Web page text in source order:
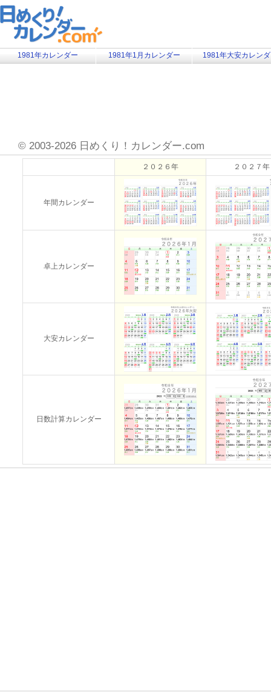
1981年カレンダー 1981年1月カレンダー 1981年大安カレン
© 2003-2026 日めくり！カレンダー.com
２０２６年 ２０２７年
年間カレンダー
卓上カレンダー
大安カレンダー
日数計算カレンダー